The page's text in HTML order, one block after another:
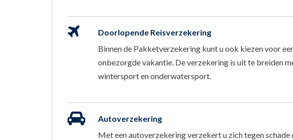
Doorlopende Reisverzekering
Binnen de Pakketverzekering kunt u ook kiezen voor
onbezorgde vakantie. De verzekering is uit te breiden
wintersport en onderwatersport.
Autoverzekering
Met een autoverzekering verzekert u zich tegen schade